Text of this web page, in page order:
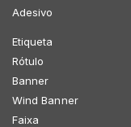
Adesivo
Etiqueta
Rótulo
Banner
Wind Banner
Faixa